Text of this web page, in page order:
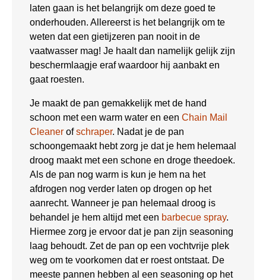
laten gaan is het belangrijk om deze goed te
onderhouden. Allereerst is het belangrijk om te
weten dat een gietijzeren pan nooit in de
vaatwasser mag! Je haalt dan namelijk gelijk zijn
beschermlaagje eraf waardoor hij aanbakt en
gaat roesten.
Je maakt de pan gemakkelijk met de hand
schoon met een warm water en een Chain Mail
Cleaner ofschraper. Nadat je de pan
schoongemaakt hebt zorg je dat je hem helemaal
droog maakt met een schone en droge theedoek.
Als de pan nog warm is kun je hem na het
afdrogen nog verder laten op drogen op het
aanrecht. Wanneer je pan helemaal droog is
behandel je hem altijd met een barbecue spray.
Hiermee zorg je ervoor dat je pan zijn seasoning
laag behoudt. Zet de pan op een vochtvrije plek
weg om te voorkomen dat er roest ontstaat. De
meeste pannen hebben al een seasoning op het